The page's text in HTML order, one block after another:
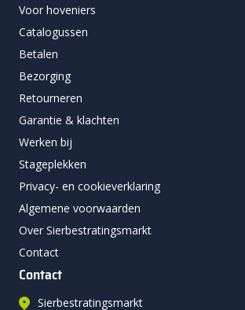
Voor hoveniers
Catalogussen
Betalen
Bezorging
Retourneren
Garantie & klachten
Werken bij
Stageplekken
Privacy- en cookieverklaring
Algemene voorwaarden
Over Sierbestratingsmarkt
Contact
Contact
Sierbestratingsmarkt